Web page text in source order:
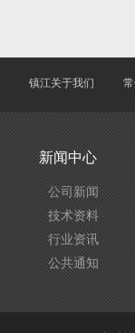
镇江关于我们
新闻中心
公司新闻
技术资料
行业资讯
公共通知